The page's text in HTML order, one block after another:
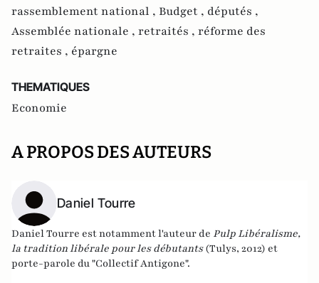
rassemblement national , Budget , députés ,
Assemblée nationale , retraités , réforme des
retraites , épargne
THEMATIQUES
Economie
A PROPOS DES AUTEURS
Daniel Tourre
Daniel Tourre est notamment l'auteur de Pulp Libéralisme,
la tradition libérale pour les débutants(Tulys, 2012) et
porte-parole du "Collectif Antigone".